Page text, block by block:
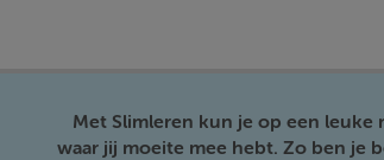
Met Slimleren kun je op een leuke
waar jij moeite mee hebt. Zo ben je